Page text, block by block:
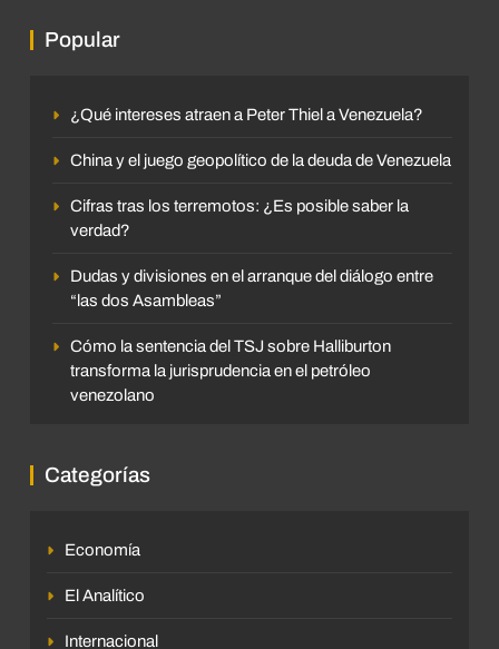
Popular
¿Qué intereses atraen a Peter Thiel a Venezuela?
China y el juego geopolítico de la deuda de Venezuela
Cifras tras los terremotos: ¿Es posible saber la
verdad?
Dudas y divisiones en el arranque del diálogo entre
“las dos Asambleas”
Cómo la sentencia del TSJ sobre Halliburton
transforma la jurisprudencia en el petróleo
venezolano
Categorías
Economía
El Analítico
Internacional